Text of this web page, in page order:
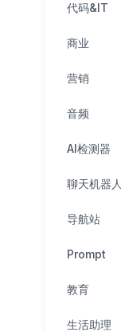
代码&IT
商业
营销
音频
AI检测器
聊天机器人
导航站
Prompt
教育
生活助理